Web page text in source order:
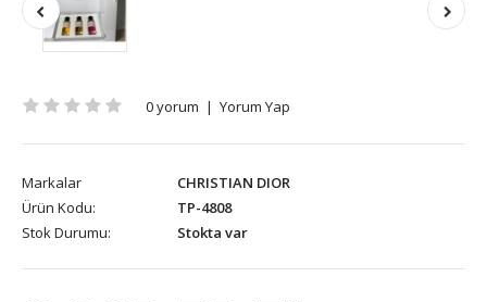
0 yorum | Yorum Yap
Markalar
CHRISTIAN DIOR
Ürün Kodu:
TP-4808
Stok Durumu:
Stokta var